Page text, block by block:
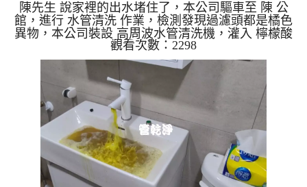
陳先生 說家裡的出水堵住了，本公司驅車至 陳 公
館，進行 水管清洗 作業，檢測發現過濾頭都是橘色
異物，本公司裝設 高周波水管清洗機，灌入 檸檬酸
至水管，等了約15分，開啟 水管清洗機 ，啟動 螺旋
波 模式，一開始就流出髒水，還掉出橡皮異物，兩
個多小時後，出水量恢復了。 如是自來水，如水管
老化，會產生鐵鏽跟泥沙堆積，洗出來的水就會是咖
啡色，地下水含有氧化錳，管壁上會結成黑色管垢，
洗出來的水會跟石油一樣黑，有些洗出綠色的水，是
因為裡面有銅的物質，生鏽產生銅綠，如是藍色的
水，是因為水龍頭合金的...
觀看次數：2298